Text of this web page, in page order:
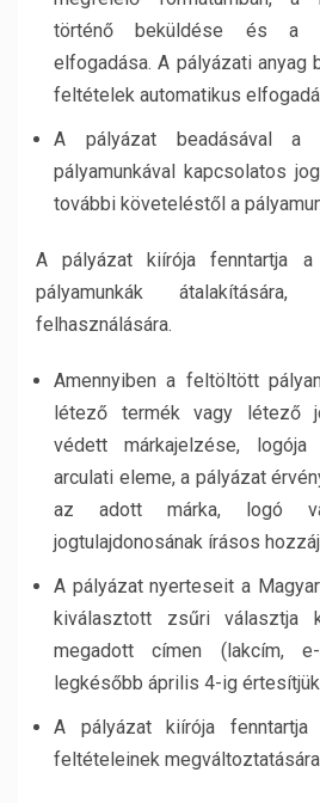
történő beküldése és a
elfogadása. A pályázati anyag
feltételek automatikus
A pályázat beadásával a
pályamunkával kapcsolatos
további követeléstől a
A pályázat kiírója fenntartja
pályamunkák
felhasználására.
Amennyiben a feltöltött
létező termék vagy létező
védett márkajelzése,
arculati eleme, a pályázat
az adott márka, logó
jogtulajdonosának írásos
A pályázat nyerteseit a
kiválasztott zsűri választja
megadott címen (lakcím,
legkésőbb április 4-ig
A pályázat kiírója
feltételeinek